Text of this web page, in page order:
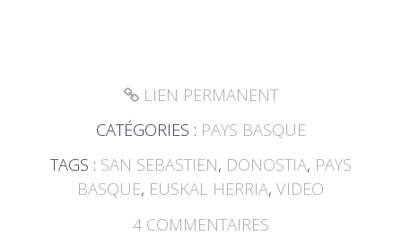
LIEN PERMANENT
CATÉGORIES : PAYS BASQUE
TAGS : SAN SEBASTIEN, DONOSTIA, PAYS
BASQUE, EUSKAL HERRIA,VIDEO
4 COMMENTAIRES